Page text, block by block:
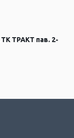
ТРАКТ пав. 2-